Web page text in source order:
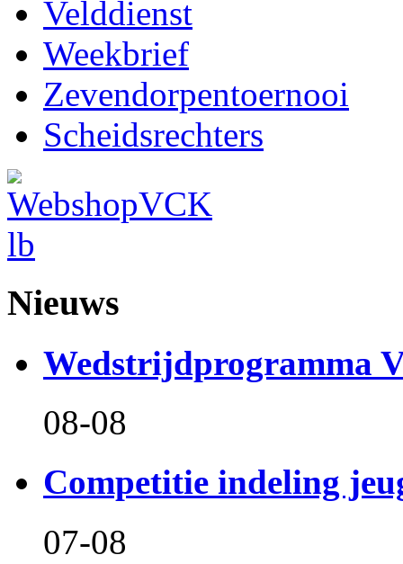
Velddienst
Weekbrief
Zevendorpentoernooi
Scheidsrechters
Nieuws
Wedstrijdprogramma
08-08
Competitie indeling
07-08